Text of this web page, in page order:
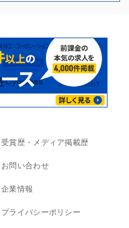
受賞歴・メディア掲載歴
お問い合わせ
企業情報
プライバシーポリシー